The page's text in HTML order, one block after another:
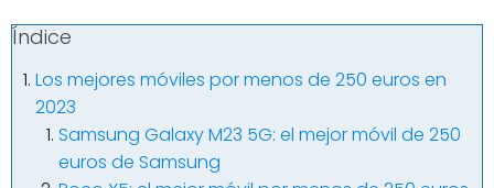
Índice
Los mejores móviles por menos de 250 euros en
2023
Samsung Galaxy M23 5G: el mejor móvil de 250
euros de Samsung